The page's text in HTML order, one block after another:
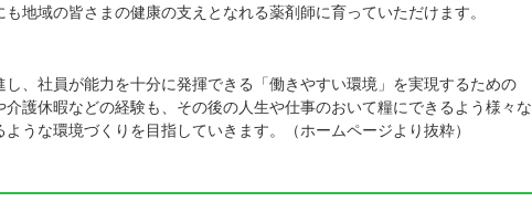
地域の皆さまの健康の支えとなれる薬剤師に育っていただけます。
、社員が能力を十分に発揮できる「働きやすい環境」を実現するための
護休暇などの経験も、その後の人生や仕事のおいて糧にできるよう様々な
うな環境づくりを目指していきます。（ホームページより抜粋）